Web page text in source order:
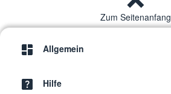
Zum Seitenanfang
Allgemein
Hilfe